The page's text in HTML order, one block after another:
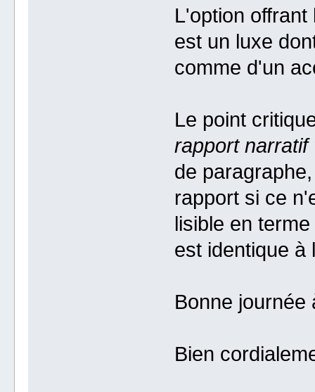
L'option
est un luxe
comme d'un
Le point
rapport narratif
de
rapport si ce
lisible en
est identique à
Bonne journée
Bien